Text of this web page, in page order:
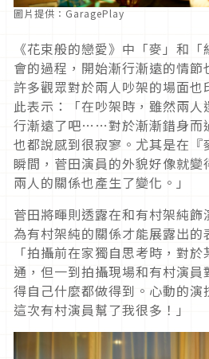
圖片提供：GaragePlay
《花束般的戀愛》中「麥」和
會的過程，開始漸行漸遠的情節
許多觀眾對於兩人吵架的場面也
此表示：「在吵架時，雖然兩
行漸遠了吧……對於漸漸錯身而
也都說感到很寂寥。尤其是在『
瞬間，菅田演員的外貌好像就
兩人的關係也產生了變化。」
菅田將暉則透露在和有村架純
為有村架純的關係才能展露出的
「拍攝前在家獨自思考時，對
通，但一到拍攝現場和有村演
得自己什麼都做得到。心動的演
這次有村演員幫了我很多！」